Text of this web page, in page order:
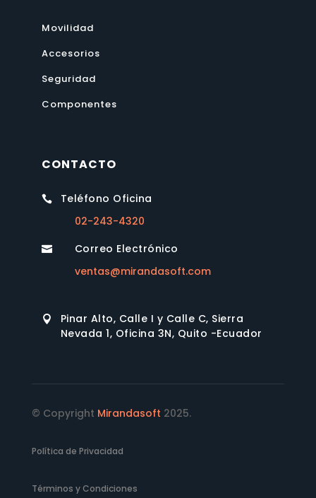
CONTACTO

Teléfono Oficina
02-243-4320

Correo Electrónico
ventas@mirandasoft.com

Pinar Alto, Calle I y Calle C, Sierra
Nevada 1, Oficina 3N, Quito -Ecuador
© Copyright Mirandasoft 2025.
Política de Privacidad
Términos y Condiciones